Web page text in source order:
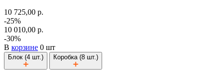
10 725,00 р.
-25%
10 010,00 р.
-30%
В корзине 0 шт
Блок (4 шт.) Коробка (8 шт.)